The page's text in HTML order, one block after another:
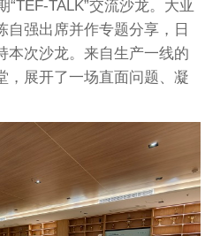
TALK”交流沙龙。大亚
自强出席并作专题分享，日
本次沙龙。来自生产一线的
，展开了一场直面问题、凝